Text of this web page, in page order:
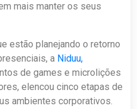
mais manter os seus
estão planejando o retorno
a Niduu,
de games e microlições
elencou cinco etapas de
ambientes corporativos.